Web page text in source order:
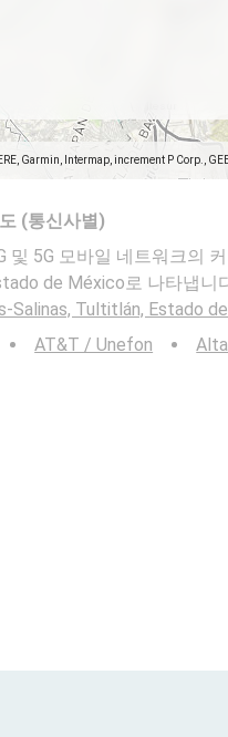
Garmin, Intermap, increment P Corp.,
(통신사별)
및 5G 모바일 네트워크의
de México로 나타냅니
Salinas, Tultitlán, Estado
AT&T / Unefon